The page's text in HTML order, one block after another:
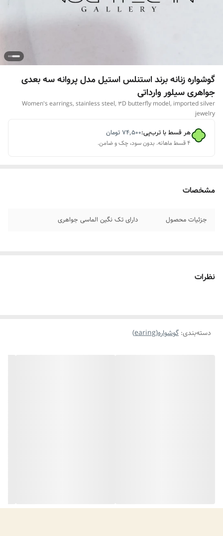
گوشواره زنانه برند استنلس استیل مدل پروانه سه بعدی
جواهری سیلور وارداتی
Women's earrings, stainless steel, 3D butterfly model, imported silver
jewelry
هر قسط با ترب‌پی:۷۴٬۵۰۰تومان
۴ قسط ماهانه. بدون سود، چک و ضامن.
مشخصات
جزئیات محصول دارای تک نگین الماسی جواهری
نظرات
دسته‌بندی: گوشواره(earing)